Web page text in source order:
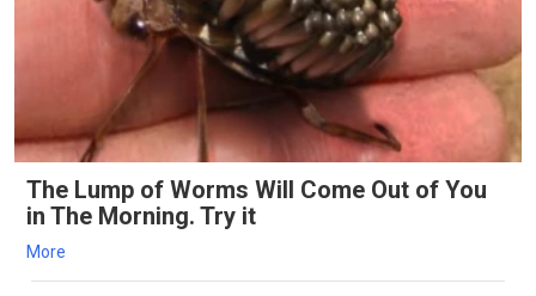
The Lump of Worms Will Come Out of You
in The Morning. Try it
More